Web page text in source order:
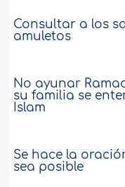
Consultar a los
amuletos
No ayunar
su familia se
Islam
Se hace la
sea posible